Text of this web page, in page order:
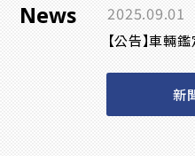
News 2025.09.01
【公告】車輛
新